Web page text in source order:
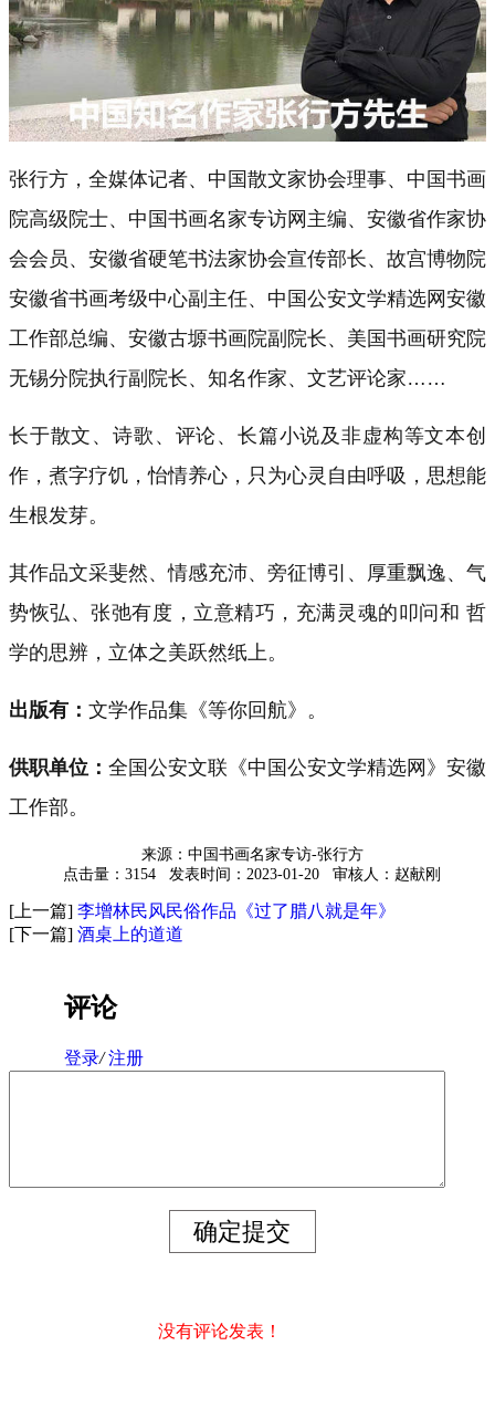
张行方，全媒体记者、中国散文家协会理事、中国书画
院高级院士、中国书画名家专访网主编、安徽省作家协
会会员、安徽省硬笔书法家协会宣传部长、故宫博物院
安徽省书画考级中心副主任、中国公安文学精选网安徽
工作部总编、安徽古塬书画院副院长、美国书画研究院
无锡分院执行副院长、知名作家、文艺评论家……
长于散文、诗歌、评论、长篇小说及非虚构等文本创
作，煮字疗饥，怡情养心，只为心灵自由呼吸，思想能
生根发芽。
其作品文采斐然、情感充沛、旁征博引、厚重飘逸、气
势恢弘、张弛有度，立意精巧，充满灵魂的叩问和 哲
学的思辨，立体之美跃然纸上。
出版有： 文学作品集《等你回航》。
供职单位： 全国公安文联《中国公安文学精选网》安徽
工作部。
来源：中国书画名家专访-张行方
点击量：3154
发表时间：2023-01-20 审核人：赵献刚
[上一篇] 李增林民风民俗作品《过了腊八就是年》
[下一篇] 酒桌上的道道
评论
登录/ 注册
没有评论发表！